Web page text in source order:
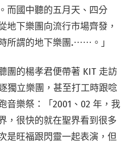
而國中聽的五月天、四分
地下樂團向流行市場齊發，
所謂的地下樂團.⋯⋯。」
團的楊孝君便帶著 KIT 走訪
獨立樂團，甚至打工時跟唸
音樂祭：「2001、02 年，我
，很快的就在聖界看到很多
是旺福跟閃靈一起表演，但